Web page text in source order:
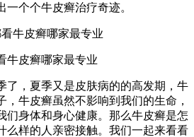
个个牛皮癣治疗奇迹。
牛皮癣哪家最专业
了，夏季又是皮肤病的的高发期，牛
，牛皮癣虽然不影响到我们的生命，
们身体和身心健康。那么牛皮癣是怎
么样的人亲密接触。我们一起来看看